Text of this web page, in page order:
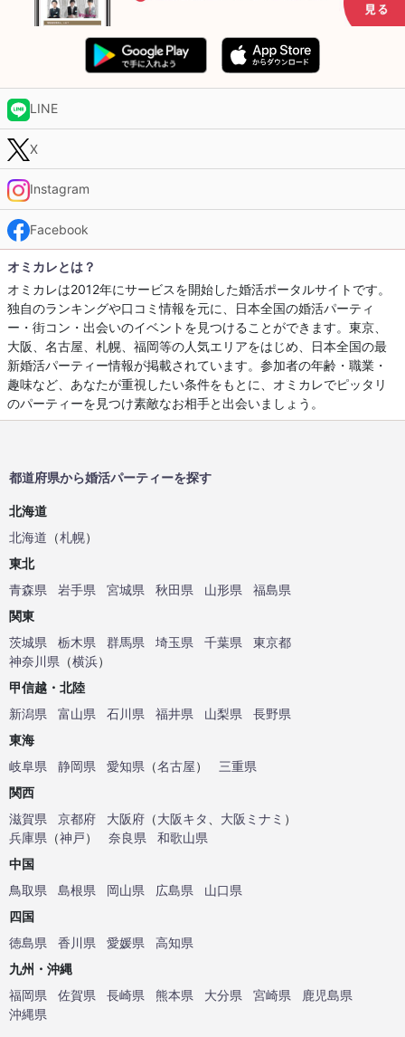
LINE
X
Instagram
Facebook
オミカレとは？
オミカレは2012年にサービスを開始した婚活ポータルサイトです。
独自のランキングや口コミ情報を元に、日本全国の婚活パーティ
ー・街コン・出会いのイベントを見つけることができます。東京、
大阪、名古屋、札幌、福岡等の人気エリアをはじめ、日本全国の最
新婚活パーティー情報が掲載されています。参加者の年齢・職業・
趣味など、あなたが重視したい条件をもとに、オミカレでピッタリ
のパーティーを見つけ素敵なお相手と出会いましょう。
都道府県から婚活パーティーを探す
北海道
北海道 （札幌）
東北
青森県
岩手県 宮城県 秋田県 山形県
福島県
関東
茨城県
栃木県 群馬県 埼玉県 千葉県
東京都
神奈川県 （横浜）
甲信越・北陸
新潟県
富山県 石川県 福井県 山梨県
長野県
東海
岐阜県
静岡県 愛知県 （名古屋）
三重県
関西
滋賀県
京都府 大阪府 （大阪キタ、 大阪ミナミ ）
兵庫県 （神戸） 奈良県
和歌山県
中国
鳥取県
島根県 岡山県 広島県
山口県
四国
徳島県
香川県 愛媛県
高知県
九州・沖縄
福岡県
佐賀県 長崎県 熊本県 大分県 宮崎県
鹿児島県
沖縄県